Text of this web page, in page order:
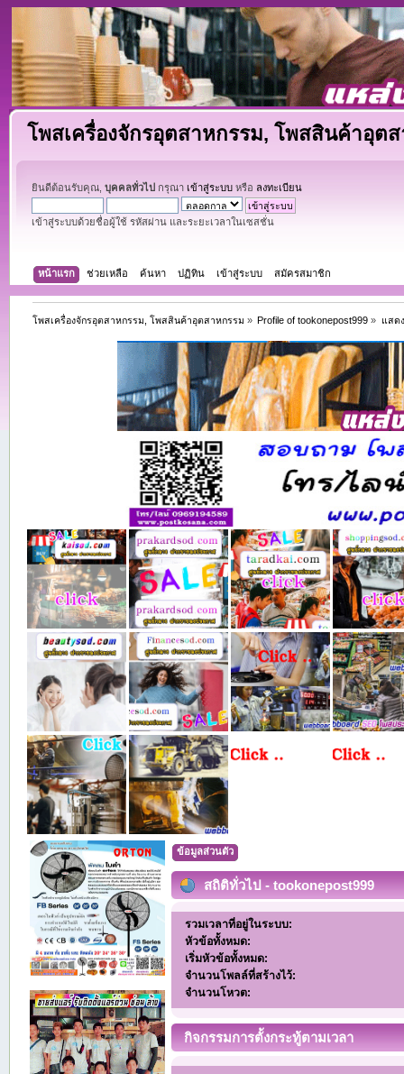
โพสเครื่องจักรอุตสาหกรรม, โพสสินค้าอุต
ยินดีต้อนรับคุณ, บุคคลทั่วไป กรุณา เข้าสู่ระบบหรือ ลงทะเบียน
เข้าสู่ระบบด้วยชื่อผู้ใช้ รหัสผ่าน และระยะเวลาในเซสชั่น
หน้าแรก ช่วยเหลือ ค้นหา ปฏิทิน เข้าสู่ระบบ สมัครสมาชิก
โพสเครื่องจักรอุตสาหกรรม, โพสสินค้าอุตสาหกรรม » Profile of tookonepost999 » แสด
ข้อมูลส่วนตัว
สถิติทั่วไป - tookonepost999
รวมเวลาที่อยู่ในระบบ:
หัวข้อทั้งหมด:
เริ่มหัวข้อทั้งหมด:
จำนวนโพลล์ที่สร้างไว้:
จำนวนโหวต:
กิจกรรมการตั้งกระทู้ตามเวลา